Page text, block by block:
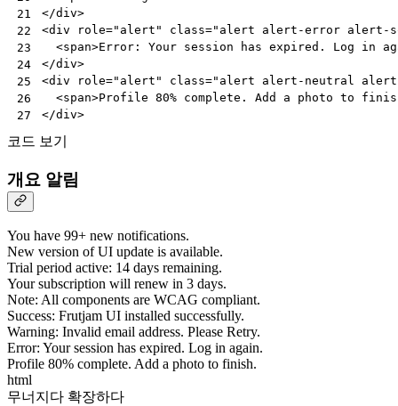
21
22
23
24
25
26
27
</div>
<div role="alert" class="alert alert-error alert-
<span>Error: Your session has expired. Log in
</div>
<div role="alert" class="alert alert-neutral
<span>Profile 80% complete. Add a photo to
</div>
코드 보기
개요 알림
You have 99+ new notifications.
New version of UI update is available.
Trial period active: 14 days remaining.
Your subscription will renew in 3 days.
Note: All components are WCAG compliant.
Success: Frutjam UI installed successfully.
Warning: Invalid email address. Please Retry.
Error: Your session has expired. Log in again.
Profile 80% complete. Add a photo to finish.
html
무너지다 확장하다